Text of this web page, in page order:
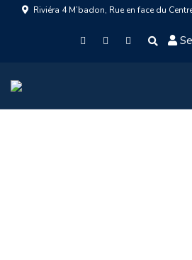
Riviéra 4 M’badon, Rue en face du